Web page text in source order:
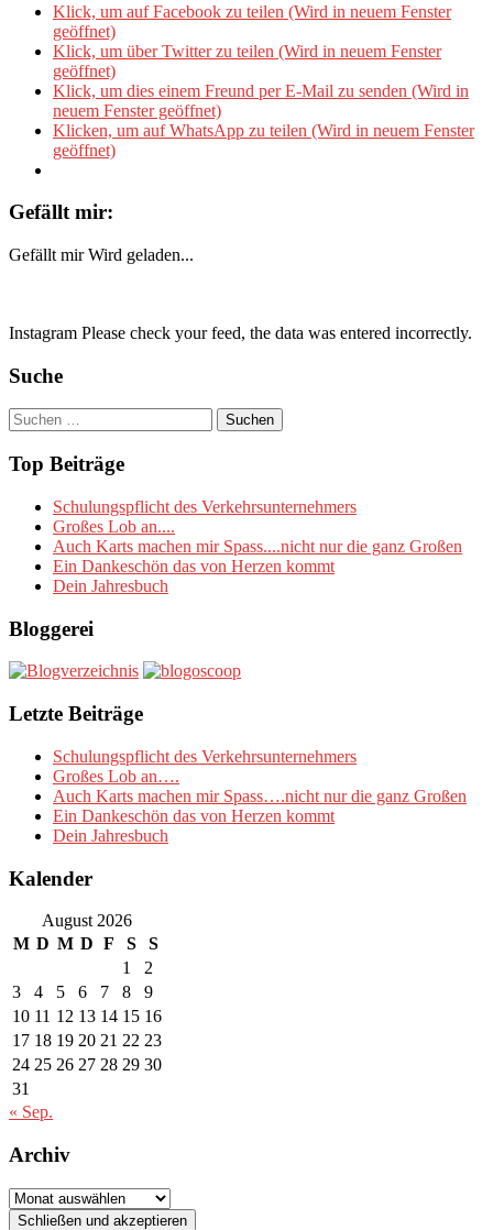
Klick, um auf Facebook zu teilen (Wird in neuem Fenster
geöffnet)
Klick, um über Twitter zu teilen (Wird in neuem Fenster
geöffnet)
Klick, um dies einem Freund per E-Mail zu senden (Wird in
neuem Fenster geöffnet)
Klicken, um auf WhatsApp zu teilen (Wird in neuem Fenster
geöffnet)
Gefällt mir:
Gefällt mir Wird geladen...
Instagram Please check your feed, the data was entered incorrectly.
Suche
Suchen
nach:
Top Beiträge
Schulungspflicht des Verkehrsunternehmers
Großes Lob an....
Auch Karts machen mir Spass....nicht nur die ganz Großen
Ein Dankeschön das von Herzen kommt
Dein Jahresbuch
Bloggerei
Letzte Beiträge
Schulungspflicht des Verkehrsunternehmers
Großes Lob an….
Auch Karts machen mir Spass….nicht nur die ganz Großen
Ein Dankeschön das von Herzen kommt
Dein Jahresbuch
Kalender
August 2026
M D M D F S
S
1
2
3
4 5 6 7 8
9
10 11 12 13 14 15 16
17 18 19 20 21 22 23
24 25 26 27 28 29 30
31
« Sep.
Archiv
Archiv